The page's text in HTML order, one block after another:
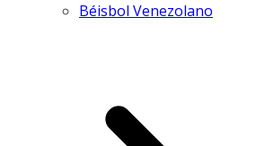
Béisbol Venezolano